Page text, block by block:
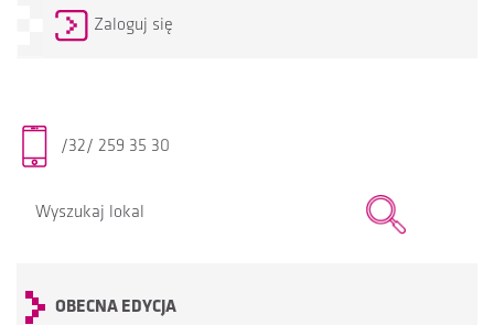
Zaloguj się
/32/ 259 35 30
OBECNA EDYCJA